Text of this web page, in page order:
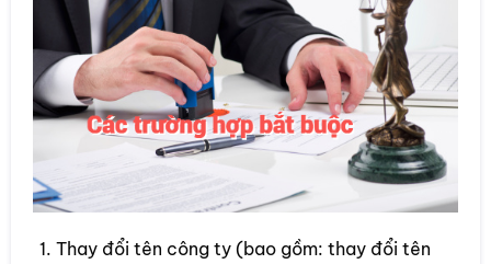
Thay đổi tên công ty (bao gồm: thay đổi tên